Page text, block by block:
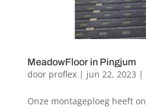
MeadowFloor in Pingjum
door proflex| jun 22, 2023 |
Onze montageploeg heeft